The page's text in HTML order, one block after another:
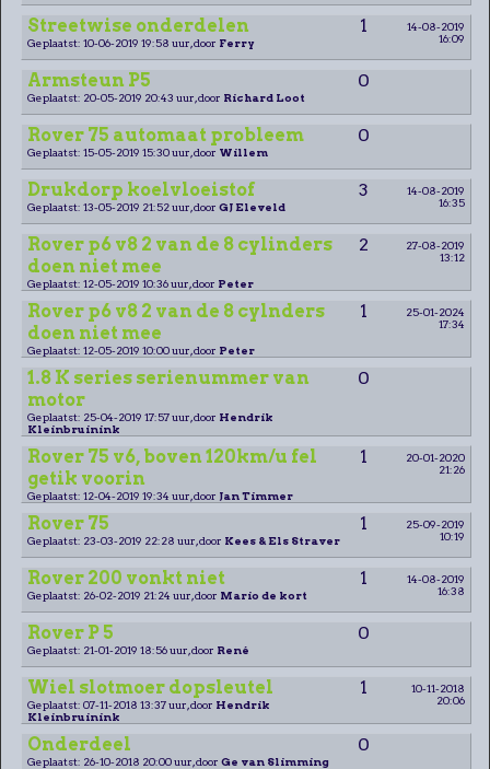
Streetwise onderdelen 1
14-08-2019
16:09
Geplaatst: 10-06-2019 19:58 uur, door Ferry
Armsteun P5 0
Geplaatst: 20-05-2019 20:43 uur, door Richard Loot
Rover 75 automaat probleem 0
Geplaatst: 15-05-2019 15:30 uur, door Willem
Drukdorp koelvloeistof 3
14-08-2019
16:35
Geplaatst: 13-05-2019 21:52 uur, door GJ Eleveld
Rover p6 v8 2 van de 8 cylinders
doen niet mee
2
27-08-2019
13:12
Geplaatst: 12-05-2019 10:36 uur, door Peter
Rover p6 v8 2 van de 8 cylnders
doen niet mee
1
25-01-2024
17:34
Geplaatst: 12-05-2019 10:00 uur, door Peter
1.8 K series serienummer van
motor
0
Geplaatst: 25-04-2019 17:57 uur, door Hendrik
Kleinbruinink
Rover 75 v6, boven 120km/u fel
getik voorin
1
20-01-2020
21:26
Geplaatst: 12-04-2019 19:34 uur, door Jan Timmer
Rover 75 1
25-09-2019
10:19
Geplaatst: 23-03-2019 22:28 uur, door Kees & Els Straver
Rover 200 vonkt niet 1
14-08-2019
16:38
Geplaatst: 26-02-2019 21:24 uur, door Mario de kort
Rover P 5 0
Geplaatst: 21-01-2019 18:56 uur, door René
Wiel slotmoer dopsleutel 1
10-11-2018
20:06
Geplaatst: 07-11-2018 13:37 uur, door Hendrik
Kleinbruinink
Onderdeel 0
Geplaatst: 26-10-2018 20:00 uur, door Ge van Slimming